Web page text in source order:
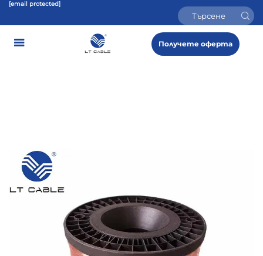
[email protected]
Получете оферта